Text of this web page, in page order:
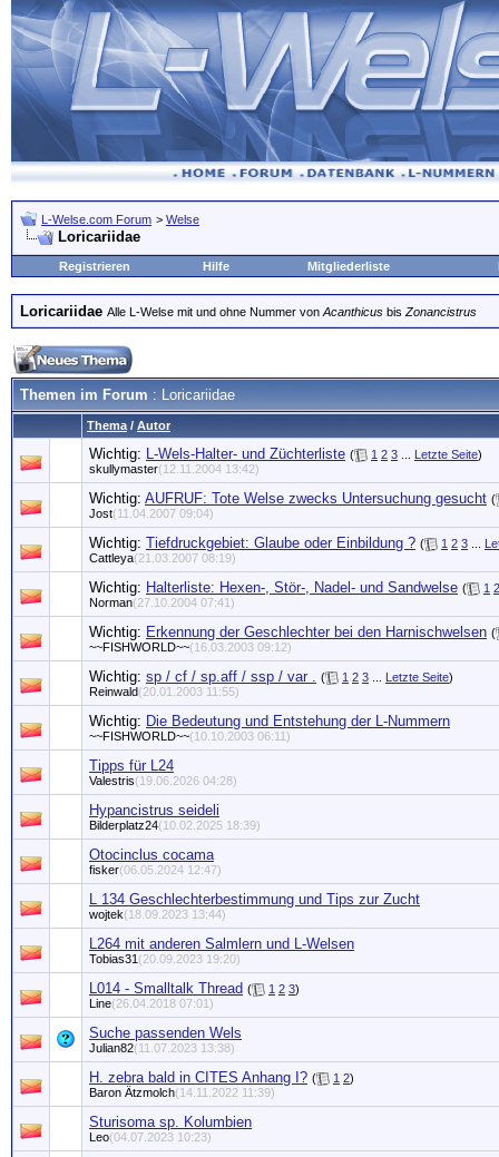
L-Welse.com Forum > Welse
Loricariidae
Registrieren Hilfe Mitgliederliste
Loricariidae Alle L-Welse mit und ohne Nummer von Acanthicus bis Zonancistrus
Themen im Forum : Loricariidae
Thema / Autor
Wichtig: L-Wels-Halter- und Züchterliste ( 1 2 3 Letzte Seite)
skullymaster(12.11.2004 13:42)
Wichtig: AUFRUF: Tote Welse zwecks Untersuchung gesucht (
Jost(11.04.2007 09:04)
Wichtig: Tiefdruckgebiet: Glaube oder Einbildung ? ( 1 2 3
Cattleya(21.03.2007 08:19)
Wichtig: Halterliste: Hexen-, Stör-, Nadel- und Sandwelse ( 1 2
Norman(27.10.2004 07:41)
Wichtig: Erkennung der Geschlechter bei den Harnischwelsen (
~~FISHWORLD~~(16.03.2003 09:12)
Wichtig: sp / cf / sp.aff / ssp / var . ( 1 2 3 Letzte Seite)
Reinwald(20.01.2003 11:55)
Wichtig: Die Bedeutung und Entstehung der L-Nummern
~~FISHWORLD~~(10.10.2003 06:11)
Tipps für L24
Valestris(19.06.2026 04:28)
Hypancistrus seideli
Bilderplatz24(10.02.2025 18:39)
Otocinclus cocama
fisker(06.05.2024 12:47)
L 134 Geschlechterbestimmung und Tips zur Zucht
wojtek(18.09.2023 13:44)
L264 mit anderen Salmlern und L-Welsen
Tobias31 (20.09.2023 19:20)
L014 - Smalltalk Thread ( 1 2 3)
Line(26.04.2018 07:01)
Suche passenden Wels
Julian82(11.07.2023 13:38)
H. zebra bald in CITES Anhang I? ( 1 2)
Baron Ätzmolch(14.11.2022 11:39)
Sturisoma sp. Kolumbien
Leo(04.07.2023 10:23)